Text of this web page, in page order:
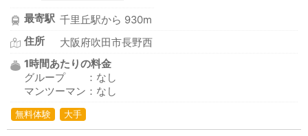
最寄駅 千里丘駅から 930m
住所
大阪府吹田市長野西
1時間あたりの料金
グループ ：なし
マンツーマン：なし
無料体験 大手